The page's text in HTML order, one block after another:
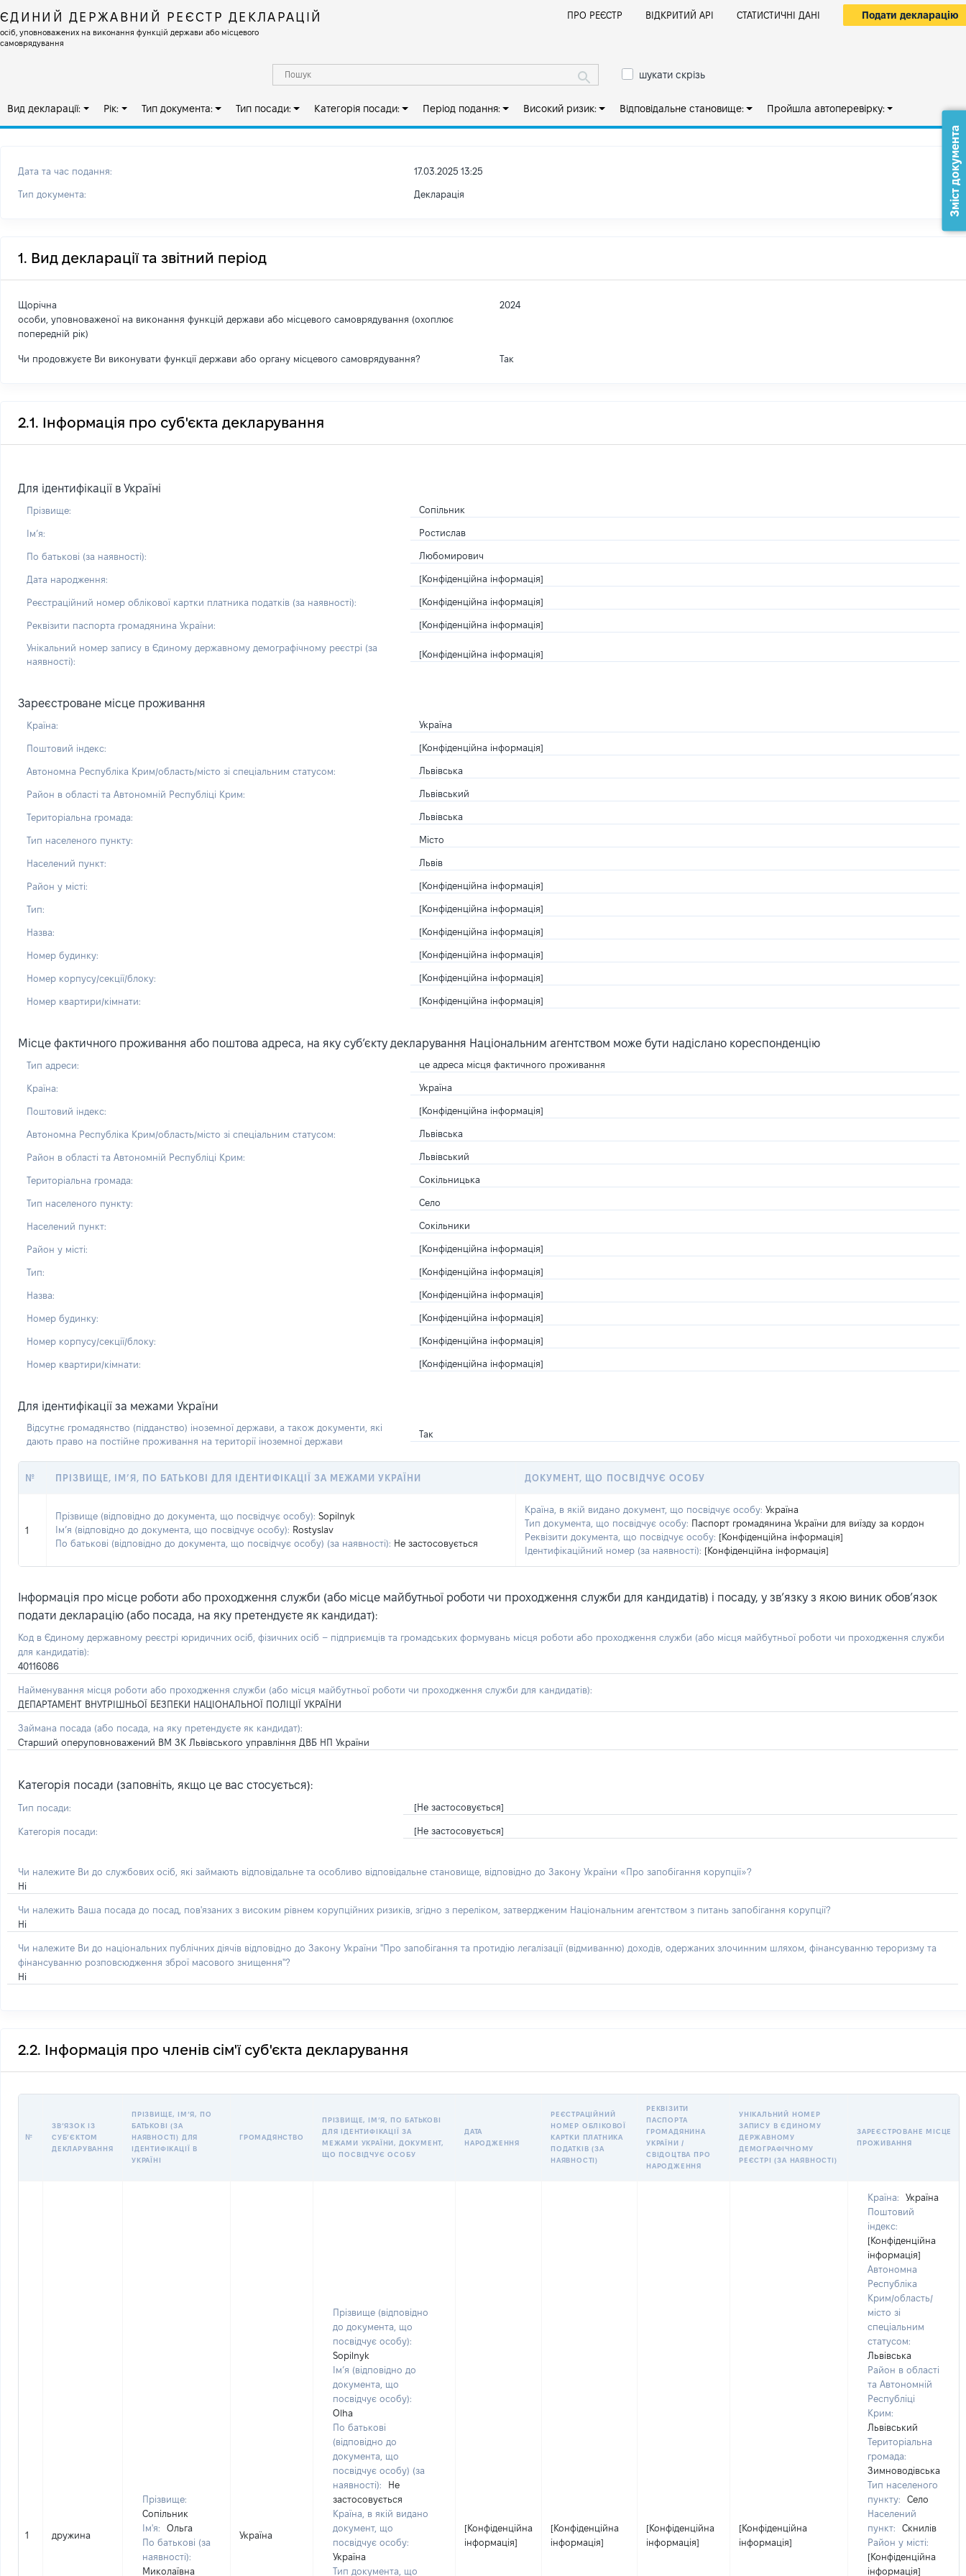
ЄДИНИЙ ДЕРЖАВНИЙ РЕЄСТР ДЕКЛАРАЦІЙ
осіб, уповноважених на виконання функцій держави або місцевого
самоврядування
ПРО РЕЄСТР ВІДКРИТИЙ АРІ СТАТИСТИЧНІ ДАНІ Подати декларацію
шукати скрізь
Вид декларації: Рік: Тип документа: Тип посади: Категорія посади: Період подання: Високий ризик: Відповідальне становище: Пройшла автоперевірку:
Дата та час подання: 17.03.2025 13:25
Тип документа: Декларація
1. Вид декларації та звітний період
Щорічна
особи, уповноваженої на виконання функцій держави або місцевого самоврядування (охоплює
попередній рік)
2024
Чи продовжуєте Ви виконувати функції держави або органу місцевого самоврядування? Так
2.1. Інформація про суб'єкта декларування
Для ідентифікації в Україні
Прізвище: Сопільник
Імʼя: Ростислав
По батькові (за наявності): Любомирович
Дата народження: [Конфіденційна інформація]
Реєстраційний номер облікової картки платника податків (за наявності): [Конфіденційна інформація]
Реквізити паспорта громадянина України: [Конфіденційна інформація]
Унікальний номер запису в Єдиному державному демографічному реєстрі (за
наявності):
[Конфіденційна інформація]
Зареєстроване місце проживання
Країна: Україна
Поштовий індекс: [Конфіденційна інформація]
Автономна Республіка Крим/область/місто зі спеціальним статусом: Львівська
Район в області та Автономній Республіці Крим: Львівський
Територіальна громада: Львівська
Тип населеного пункту: Місто
Населений пункт: Львів
Район у місті: [Конфіденційна інформація]
Тип: [Конфіденційна інформація]
Назва: [Конфіденційна інформація]
Номер будинку: [Конфіденційна інформація]
Номер корпусу/секції/блоку: [Конфіденційна інформація]
Номер квартири/кімнати: [Конфіденційна інформація]
Місце фактичного проживання або поштова адреса, на яку суб’єкту декларування Національним агентством може бути надіслано кореспонденцію
Тип адреси: це адреса місця фактичного проживання
Країна: Україна
Поштовий індекс: [Конфіденційна інформація]
Автономна Республіка Крим/область/місто зі спеціальним статусом: Львівська
Район в області та Автономній Республіці Крим: Львівський
Територіальна громада: Сокільницька
Тип населеного пункту: Село
Населений пункт: Сокільники
Район у місті: [Конфіденційна інформація]
Тип: [Конфіденційна інформація]
Назва: [Конфіденційна інформація]
Номер будинку: [Конфіденційна інформація]
Номер корпусу/секції/блоку: [Конфіденційна інформація]
Номер квартири/кімнати: [Конфіденційна інформація]
Для ідентифікації за межами України
Відсутнє громадянство (підданство) іноземної держави, а також документи, які
дають право на постійне проживання на території іноземної держави
Так
№ ПРІЗВИЩЕ, ІМ’Я, ПО БАТЬКОВІ ДЛЯ ІДЕНТИФІКАЦІЇ ЗА МЕЖАМИ УКРАЇНИ ДОКУМЕНТ, ЩО ПОСВІДЧУЄ ОСОБУ
1
Прізвище (відповідно до документа, що посвідчує особу): Sopilnyk
Ім’я (відповідно до документа, що посвідчує особу): Rostyslav
По батькові (відповідно до документа, що посвідчує особу) (за наявності): Не застосовується
Країна, в якій видано документ, що посвідчує особу: Україна
Тип документа, що посвідчує особу: Паспорт громадянина України для виїзду за кордон
Реквізити документа, що посвідчує особу: [Конфіденційна інформація]
Ідентифікаційний номер (за наявності): [Конфіденційна інформація]
Інформація про місце роботи або проходження служби (або місце майбутньої роботи чи проходження служби для кандидатів) і посаду, у зв’язку з якою виник обов’язок
подати декларацію (або посада, на яку претендуєте як кандидат):
Код в Єдиному державному реєстрі юридичних осіб, фізичних осіб – підприємців та громадських формувань місця роботи або проходження служби (або місця майбутньої роботи чи проходження служби
для кандидатів):
40116086
Найменування місця роботи або проходження служби (або місця майбутньої роботи чи проходження служби для кандидатів):
ДЕПАРТАМЕНТ ВНУТРІШНЬОЇ БЕЗПЕКИ НАЦІОНАЛЬНОЇ ПОЛІЦІЇ УКРАЇНИ
Займана посада (або посада, на яку претендуєте як кандидат):
Старший оперуповноважений ВМ ЗК Львівського управління ДВБ НП України
Категорія посади (заповніть, якщо це вас стосується):
Тип посади: [Не застосовується]
Категорія посади: [Не застосовується]
Чи належите Ви до службових осіб, які займають відповідальне та особливо відповідальне становище, відповідно до Закону України «Про запобігання корупції»?
Ні
Чи належить Ваша посада до посад, пов'язаних з високим рівнем корупційних ризиків, згідно з переліком, затвердженим Національним агентством з питань запобігання корупції?
Ні
Чи належите Ви до національних публічних діячів відповідно до Закону України "Про запобігання та протидію легалізації (відмиванню) доходів, одержаних злочинним шляхом, фінансуванню тероризму та
фінансуванню розповсюдження зброї масового знищення"?
Ні
2.2. Інформація про членів сім'ї суб'єкта декларування
№
ЗВʼЯЗОК ІЗ
СУБʼЄКТОМ
ДЕКЛАРУВАННЯ
ПРІЗВИЩЕ, ІМʼЯ, ПО
БАТЬКОВІ (ЗА
НАЯВНОСТІ) ДЛЯ
ІДЕНТИФІКАЦІЇ В
УКРАЇНІ
ГРОМАДЯНСТВО
ПРІЗВИЩЕ, ІМʼЯ, ПО БАТЬКОВІ
ДЛЯ ІДЕНТИФІКАЦІЇ ЗА
МЕЖАМИ УКРАЇНИ, ДОКУМЕНТ,
ЩО ПОСВІДЧУЄ ОСОБУ
ДАТА
НАРОДЖЕННЯ
РЕЄСТРАЦІЙНИЙ
НОМЕР ОБЛІКОВОЇ
КАРТКИ ПЛАТНИКА
ПОДАТКІВ (ЗА
НАЯВНОСТІ)
РЕКВІЗИТИ
ПАСПОРТА
ГРОМАДЯНИНА
УКРАЇНИ /
СВІДОЦТВА ПРО
НАРОДЖЕННЯ
УНІКАЛЬНИЙ НОМЕР
ЗАПИСУ В ЄДИНОМУ
ДЕРЖАВНОМУ
ДЕМОГРАФІЧНОМУ
РЕЄСТРІ (ЗА НАЯВНОСТІ)
ЗАРЕЄСТРОВАНЕ МІСЦЕ
ПРОЖИВАННЯ
1 дружина
Прізвище:
Сопільник
Ім'я:
Ольга
По батькові (за
наявності):
Миколаївна
Україна
Прізвище (відповідно
до документа, що
посвідчує особу):
Sopilnyk
Ім’я (відповідно до
документа, що
посвідчує особу):
Olha
По батькові
(відповідно до
документа, що
посвідчує особу) (за
наявності):
Не
застосовується
Країна, в якій видано
документ, що
посвідчує особу:
Україна
Тип документа, що
[Конфіденційна
інформація]
[Конфіденційна
інформація]
[Конфіденційна
інформація]
[Конфіденційна
інформація]
Країна:
Україна
Поштовий
індекс:
[Конфіденційна
інформація]
Автономна
Республіка
Крим/область/
місто зі
спеціальним
статусом:
Львівська
Район в області
та Автономній
Республіці
Крим:
Львівський
Територіальна
громада:
Зимноводівська
Тип населеного
пункту:
Село
Населений
пункт:
Скнилів
Район у місті:
[Конфіденційна
інформація]
Зміст документа